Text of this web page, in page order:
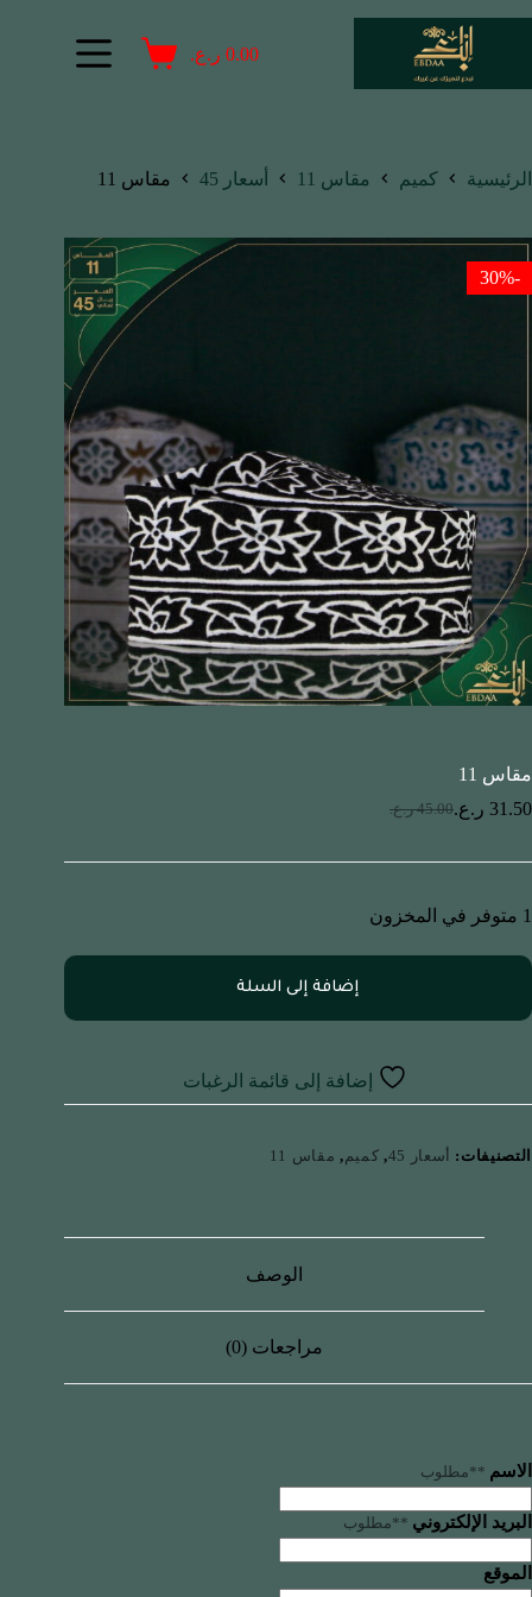
0.00 ر.ع.
الرئيسية كميم مقاس 11 أسعار 45 مقاس 11
-30%
مقاس 11
45.00 ر.ع. 31.50 ر.ع.
1 متوفر في المخزون
إضافة إلى السلة
إضافة إلى قائمة الرغبات
التصنيفات: أسعار 45 , كميم, مقاس 11
الوصف
مراجعات (0)
الاسم **مطلوب
البريد الإلكتروني **مطلوب
الموقع